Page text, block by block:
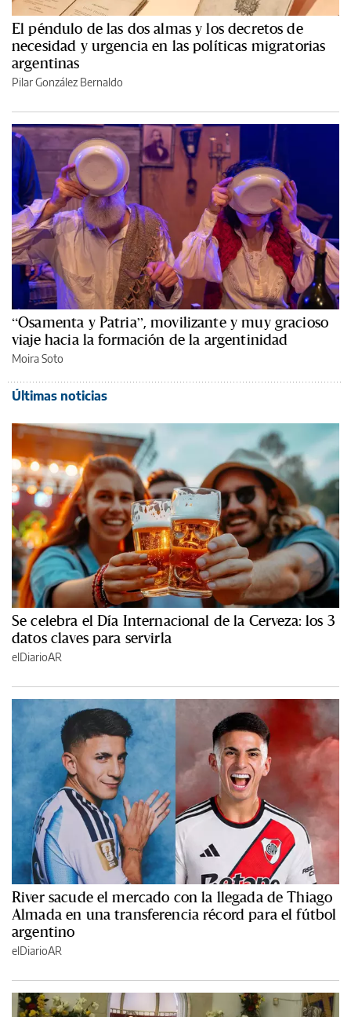
El péndulo de las dos almas y los decretos de
necesidad y urgencia en las políticas migratorias
argentinas
Pilar González Bernaldo
“Osamenta y Patria”, movilizante y muy gracioso
viaje hacia la formación de la argentinidad
Moira Soto
Últimas noticias
Se celebra el Día Internacional de la Cerveza: los 3
datos claves para servirla
elDiarioAR
River sacude el mercado con la llegada de Thiago
Almada en una transferencia récord para el fútbol
argentino
elDiarioAR